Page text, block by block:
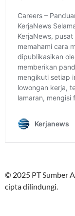
© 2025 PT Sumber
cipta dilindungi.